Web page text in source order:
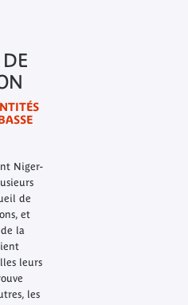
Niger-
de
et
la
leurs
les